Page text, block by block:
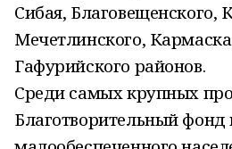
Сибая, Благовещенского,
Мечетлинского,
Гафурийского районов.
Среди самых крупных
Благотворительный